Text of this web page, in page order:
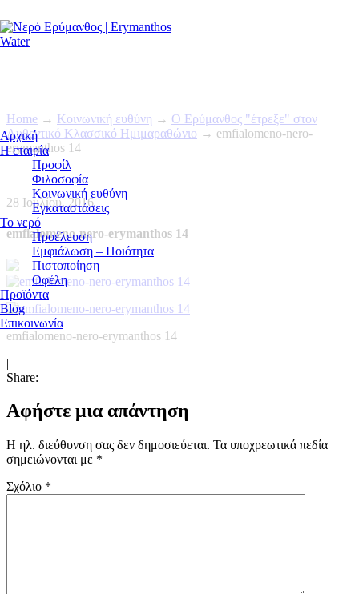
Αρχική
Η εταιρία
Προφίλ
Φιλοσοφία
Κοινωνική ευθύνη
Εγκαταστάσεις
Το νερό
Προέλευση
Εμφιάλωση – Ποιότητα
Πιστοποίηση
Οφέλη
Προϊόντα
Blog
Επικοινωνία
Home → Κοινωνική ευθύνη → Ο Ερύμανθος "έτρεξε" στον
Αυθεντικό Κλασσικό Ημιμαραθώνιο → emfialomeno-nero-
erymanthos 14
28 Ιουλίου, 2016
emfialomeno-nero-erymanthos 14
emfialomeno-nero-erymanthos 14
|
Share:
Αφήστε μια απάντηση
Η ηλ. διεύθυνση σας δεν δημοσιεύεται. Τα υποχρεωτικά πεδία
σημειώνονται με *
Σχόλιο *